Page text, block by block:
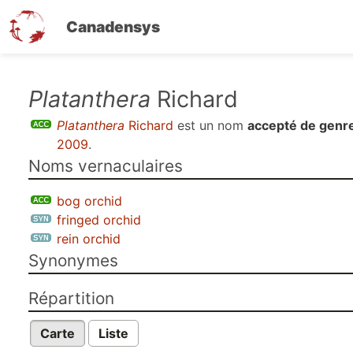
Canadensys
contenu
Platanthera Richard
Platanthera Richard est un nom accepté de
2009.
Noms vernaculaires
bog orchid
fringed orchid
rein orchid
Synonymes
Répartition
Carte Liste